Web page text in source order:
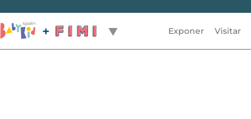
Exponer Visitar